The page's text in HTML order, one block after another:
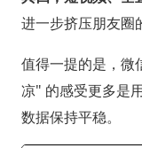
进一步挤压朋友圈
值得一提的是，微
凉" 的感受更多是
数据保持平稳。